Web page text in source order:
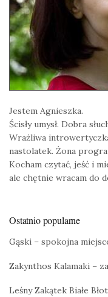
Jestem Agnieszka.
Ścisły umysł. Dobra
Wrażliwa
nastolatek. Żona
Kocham czytać, jeść i
ale chętnie wracam do
Ostatnio popularne
Gąski – spokojna
Zakynthos Kalamaki –
Leśny Zakątek Białe